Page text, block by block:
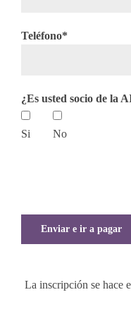
Teléfono*
¿Es usted socio de la
Si No
campo
blanco,
La inscripción se hace